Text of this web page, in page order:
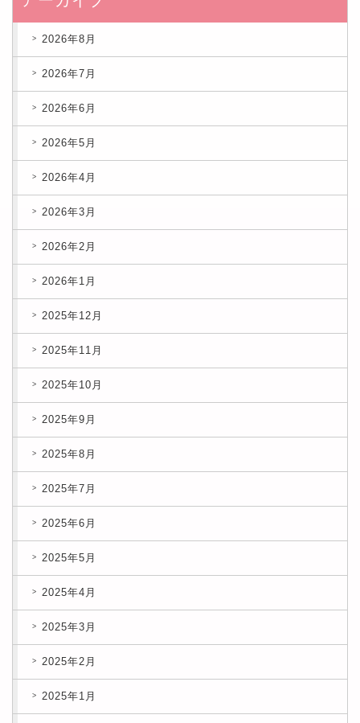
2026年8月
2026年7月
2026年6月
2026年5月
2026年4月
2026年3月
2026年2月
2026年1月
2025年12月
2025年11月
2025年10月
2025年9月
2025年8月
2025年7月
2025年6月
2025年5月
2025年4月
2025年3月
2025年2月
2025年1月